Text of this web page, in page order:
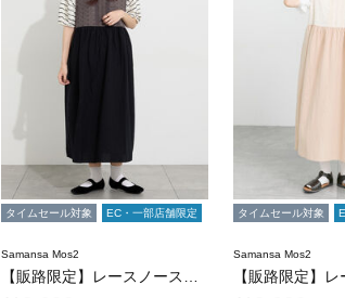
タイムセール対象 EC・一部店舗限定
Samansa Mos2
タイムセール対象
Samansa Mos2